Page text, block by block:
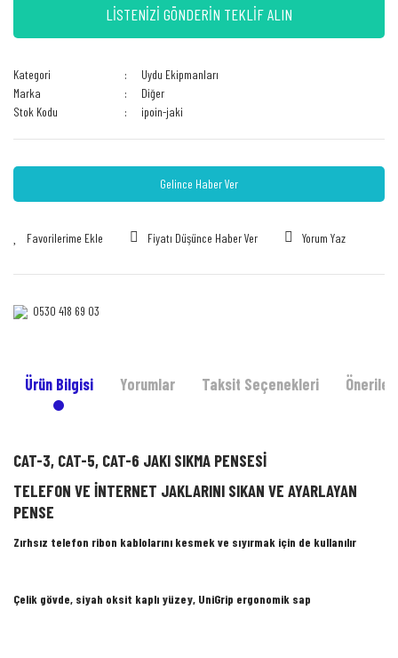
LİSTENİZİ GÖNDERİN TEKLİF ALIN
Kategori
Uydu Ekipmanları
Marka
Diğer
Stok Kodu
ipoin-jaki
Gelince Haber Ver
Fiyatı Düşünce Haber Ver Yorum Yaz
0530 418 69 03‎‎
Ürün Bilgisi Yorumlar Taksit Seçenekleri
CAT-3, CAT-5, CAT-6 JAKI SIKMA PENSESİ
TELEFON VE İNTERNET JAKLARINI SIKAN VE AYARLAYAN
PENSE
Zırhsız telefon ribon kablolarını kesmek ve sıyırmak için de kullanılır
Çelik gövde, siyah oksit kaplı yüzey, UniGrip ergonomik sap